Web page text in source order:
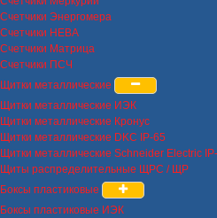
Счетчики Энергомера
Счетчики НЕВА
Счетчики Матрица
Счетчики ПСЧ
Щитки металлические
Щитки металлические ИЭК
Щитки металлические Кронус
Щитки металлические DKC IP-65
Щитки металлические Schneider Electric
Щиты распределительные ЩРС / ЩР
Боксы пластиковые
Боксы пластиковые ИЭК